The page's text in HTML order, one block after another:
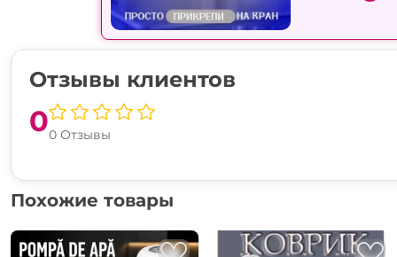
Отзывы клиентов
00 Отзывы
Похожие товары